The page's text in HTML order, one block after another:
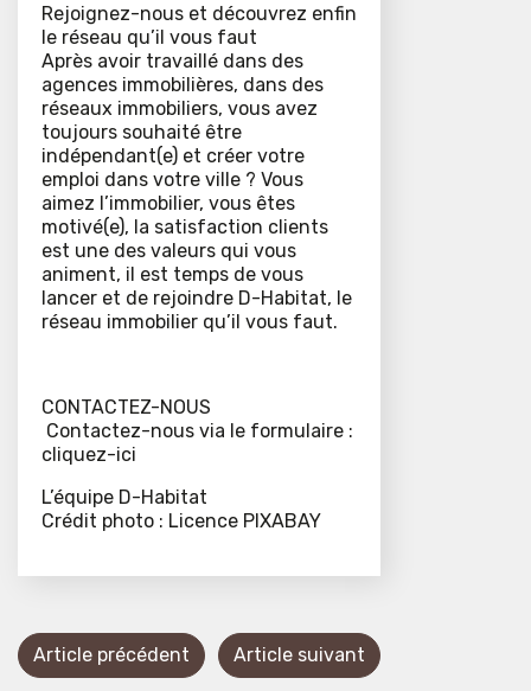
Rejoignez-nous et découvrez enfin
le réseau qu’il vous faut
Après avoir travaillé dans des
agences immobilières, dans des
réseaux immobiliers, vous avez
toujours souhaité être
indépendant(e) et créer votre
emploi dans votre ville ? Vous
aimez l’immobilier, vous êtes
motivé(e), la satisfaction clients
est une des valeurs qui vous
animent, il est temps de vous
lancer et de rejoindre D-Habitat, le
réseau immobilier qu’il vous faut.
CONTACTEZ-NOUS
Contactez-nous via le formulaire :
cliquez-ici
L’équipe D-Habitat
Crédit photo : Licence PIXABAY
Article précédent Article suivant